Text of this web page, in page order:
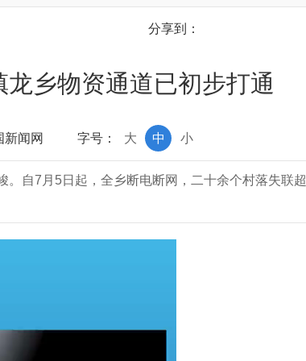
分享到：
乡物资通道已初步打通
闻网 字号： 小
中
大
自7月5日起，全乡断电断网，二十余个村落失联超